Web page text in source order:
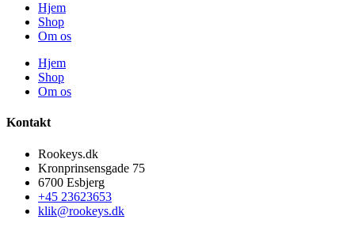
Hjem
Shop
Om os
Hjem
Shop
Om os
Kontakt
Rookeys.dk
Kronprinsensgade 75
6700 Esbjerg
+45 23623653
klik@rookeys.dk